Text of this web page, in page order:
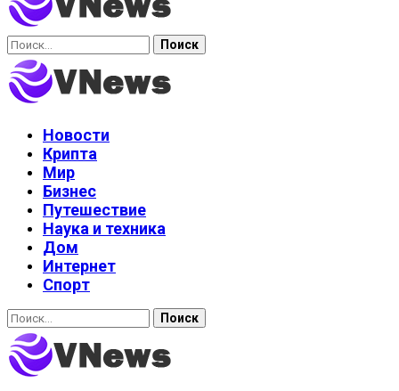
Найти:
Новости
Крипта
Мир
Бизнес
Путешествие
Наука и техника
Дом
Интернет
Спорт
Найти: